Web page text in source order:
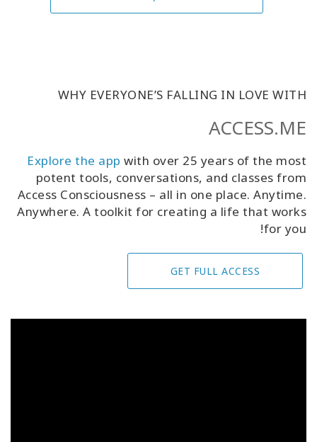
WHY EVERYONE’S FALLING IN LOVE WITH
ACCESS.ME
Explore the app with over 25 years of the most
potent tools, conversations, and classes from
Access Consciousness – all in one place. Anytime.
Anywhere. A toolkit for creating a life that works
for you!
GET FULL ACCESS